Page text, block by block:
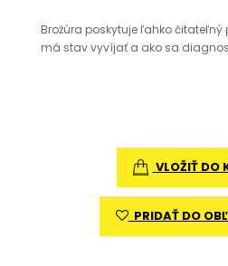
Brožúra poskytuje ľahko
má stav vyvíjať a ako sa
VLOŽIŤ DO
PRIDAŤ DO